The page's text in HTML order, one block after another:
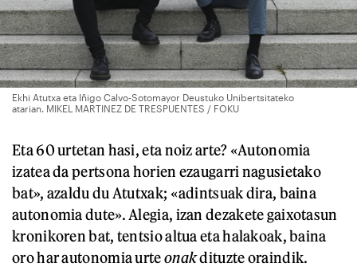
Ekhi Atutxa eta Iñigo Calvo-Sotomayor Deustuko Unibertsitateko
atarian. MIKEL MARTINEZ DE TRESPUENTES / FOKU
Eta 60 urtetan hasi, eta noiz arte? «Autonomia
izatea da pertsona horien ezaugarri nagusietako
bat», azaldu du Atutxak; «adintsuak dira, baina
autonomia dute». Alegia, izan dezakete gaixotasun
kronikoren bat, tentsio altua eta halakoak, baina
oro har autonomia urteonakdituzte oraindik.